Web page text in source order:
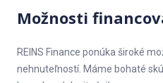
Možnosti
REINS Finance ponúka široké
nehnuteľností. Máme bohaté